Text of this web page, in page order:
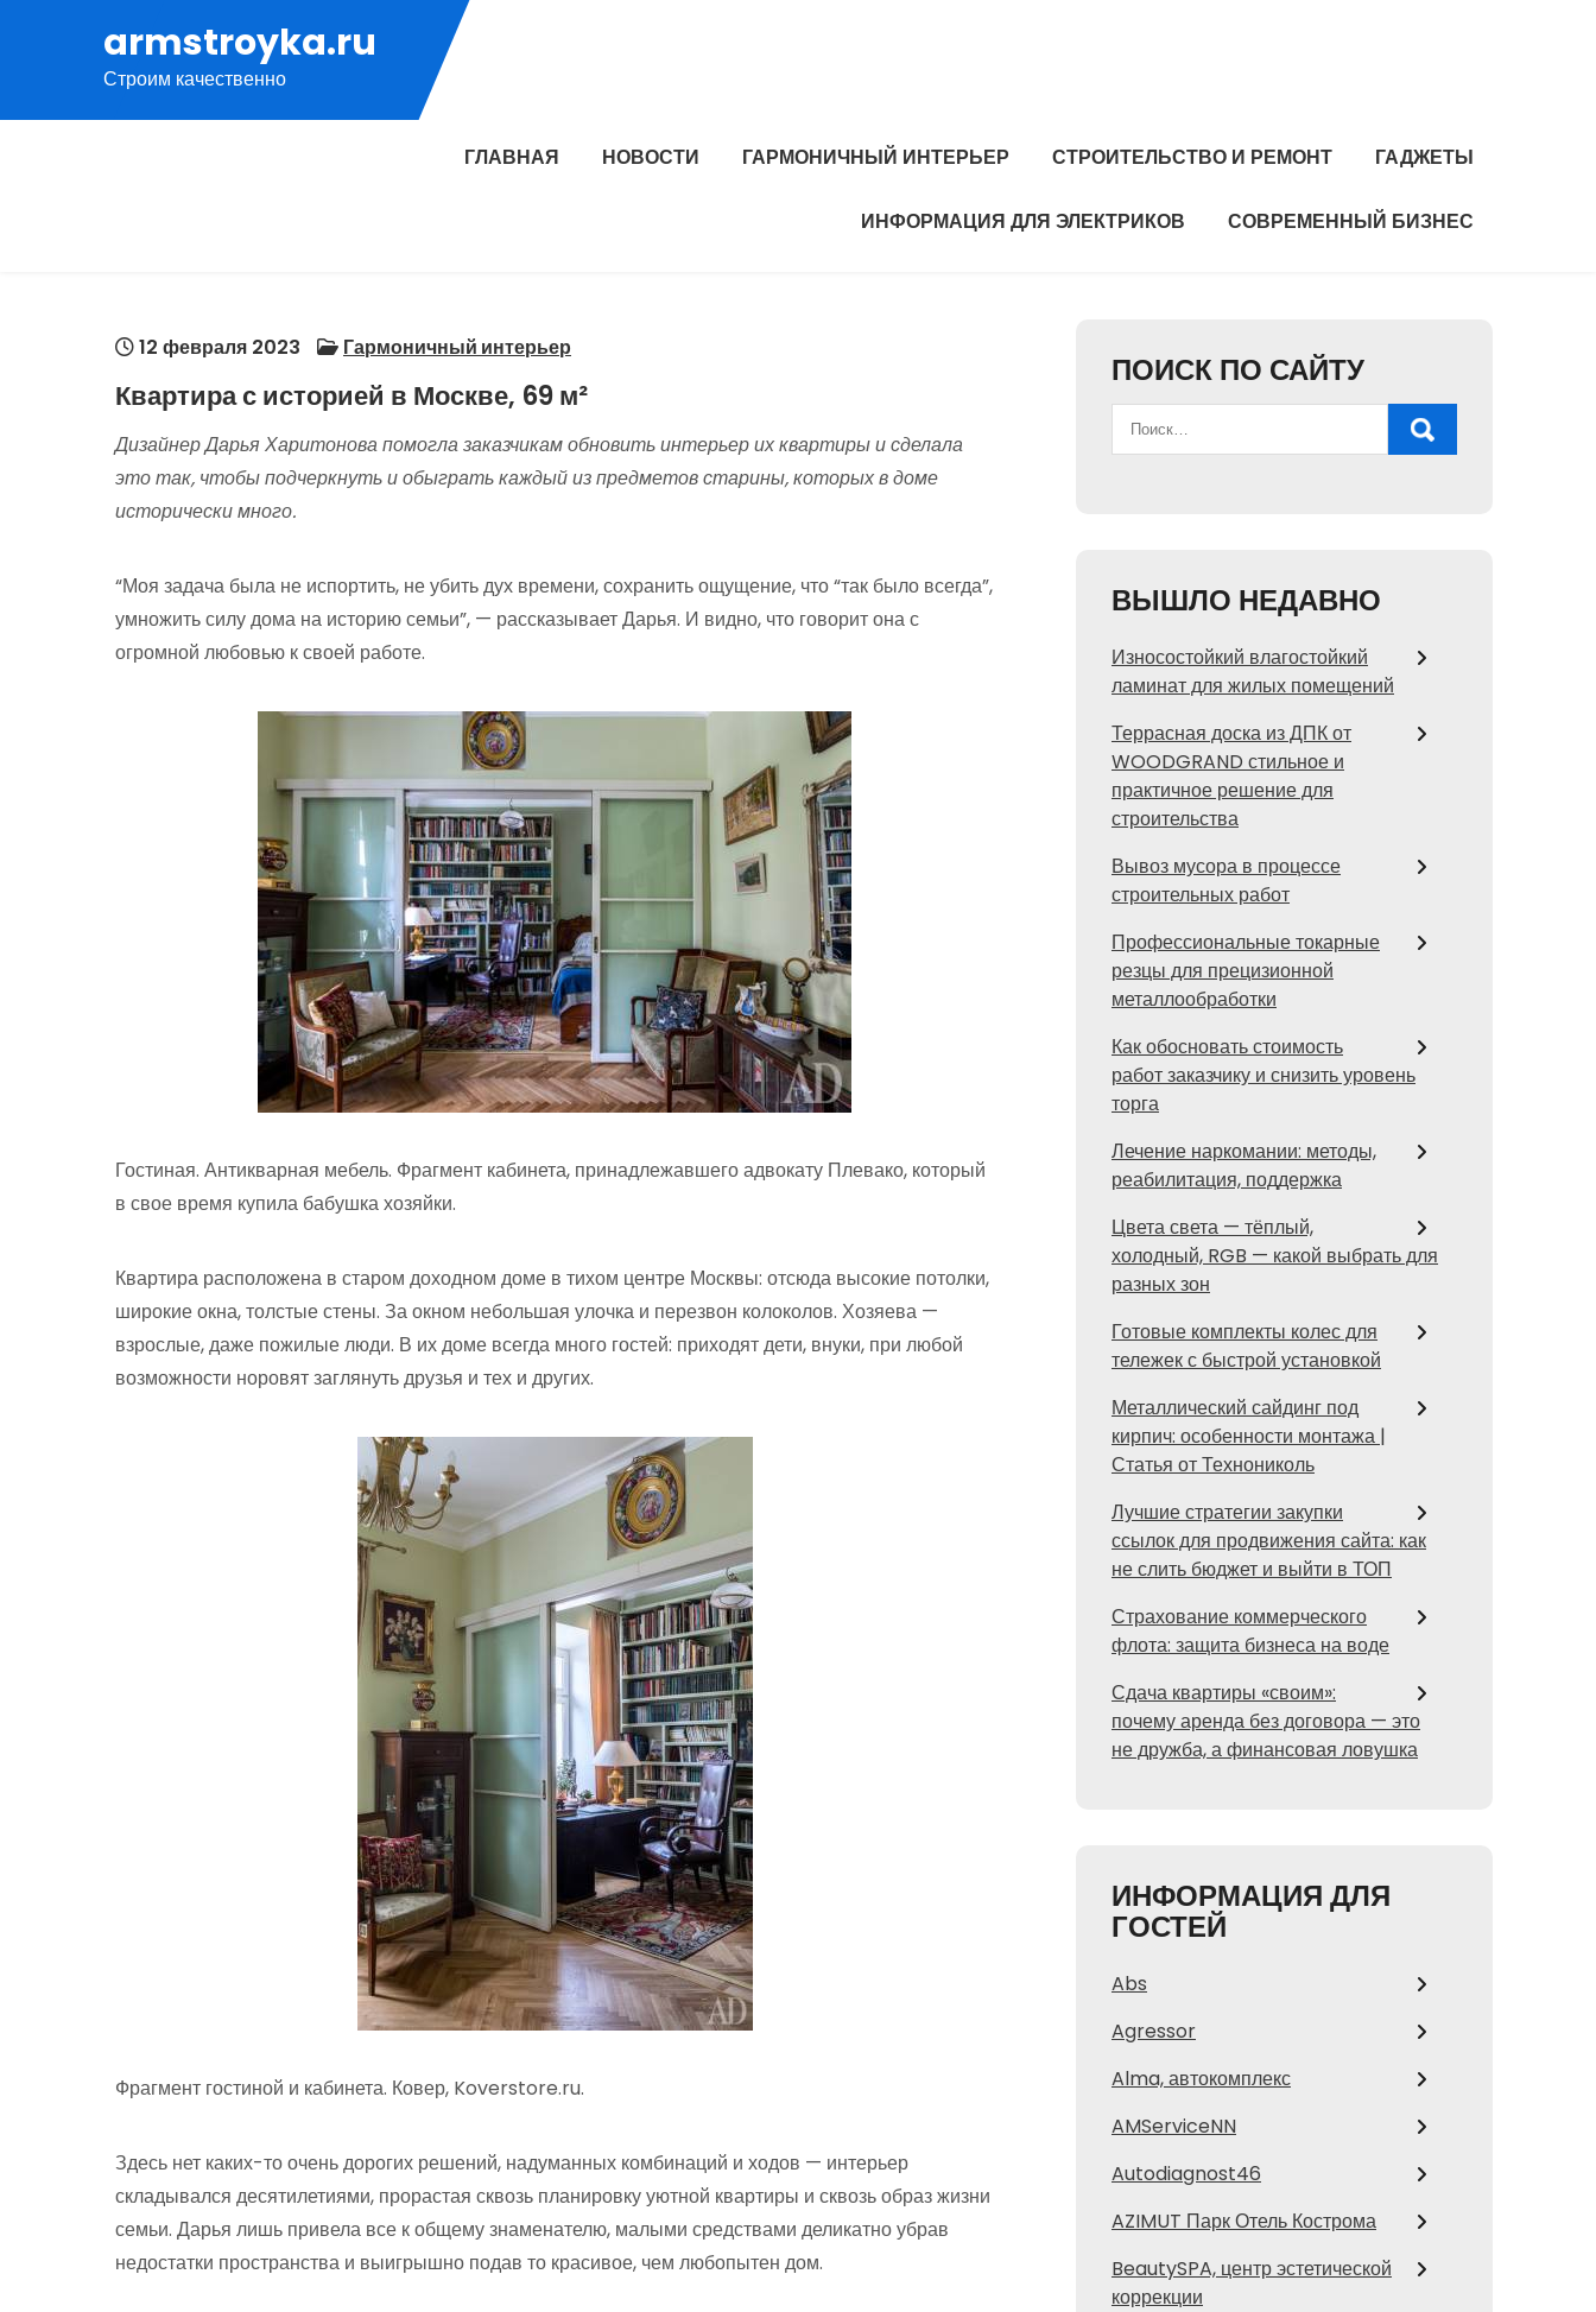
содержимому
armstroyka.ru
Строим качественно
ГЛАВНАЯ НОВОСТИ ГАРМОНИЧНЫЙ ИНТЕРЬЕР СТРОИТЕЛЬСТВО И РЕМОНТ ГАДЖЕТЫ
ИНФОРМАЦИЯ ДЛЯ ЭЛЕКТРИКОВ СОВРЕМЕННЫЙ БИЗНЕС
12 февраля 2023 Гармоничный интерьер
Квартира с историей в Москве, 69 м²
Дизайнер Дарья Харитонова помогла заказчикам обновить интерьер их квартиры и сделала
это так, чтобы подчеркнуть и обыграть каждый из предметов старины, которых в доме
исторически много.
“Моя задача была не испортить, не убить дух времени, сохранить ощущение, что “так было всегда”,
умножить силу дома на историю семьи”, — рассказывает Дарья. И видно, что говорит она с
огромной любовью к своей работе.
Гостиная. Антикварная мебель. Фрагмент кабинета, принадлежавшего адвокату Плевако, который
в свое время купила бабушка хозяйки.
Квартира расположена в старом доходном доме в тихом центре Москвы: отсюда высокие потолки,
широкие окна, толстые стены. За окном небольшая улочка и перезвон колоколов. Хозяева —
взрослые, даже пожилые люди. В их доме всегда много гостей: приходят дети, внуки, при любой
возможности норовят заглянуть друзья и тех и других.
Фрагмент гостиной и кабинета. Ковер, Koverstore.ru.
Здесь нет каких-то очень дорогих решений, надуманных комбинаций и ходов — интерьер
складывался десятилетиями, прорастая сквозь планировку уютной квартиры и сквозь образ жизни
семьи. Дарья лишь привела все к общему знаменателю, малыми средствами деликатно убрав
недостатки пространства и выигрышно подав то красивое, чем любопытен дом.
ПОИСК ПО САЙТУ
ВЫШЛО НЕДАВНО
Износостойкий влагостойкий
ламинат для жилых помещений
Террасная доска из ДПК от
WOODGRAND стильное и
практичное решение для
строительства
Вывоз мусора в процессе
строительных работ
Профессиональные токарные
резцы для прецизионной
металлообработки
Как обосновать стоимость
работ заказчику и снизить уровень
торга
Лечение наркомании: методы,
реабилитация, поддержка
Цвета света — тёплый,
холодный, RGB — какой выбрать для
разных зон
Готовые комплекты колес для
тележек с быстрой установкой
Металлический сайдинг под
кирпич: особенности монтажа |
Статья от Технониколь
Лучшие стратегии закупки
ссылок для продвижения сайта: как
не слить бюджет и выйти в ТОП
Страхование коммерческого
флота: защита бизнеса на воде
Сдача квартиры «своим»:
почему аренда без договора — это
не дружба, а финансовая ловушка
ИНФОРМАЦИЯ ДЛЯ
ГОСТЕЙ
Abs
Agressor
Alma, автокомплекс
AMServiceNN
Autodiagnost46
AZIMUT Парк Отель Кострома
BeautySPA, центр эстетической
коррекции